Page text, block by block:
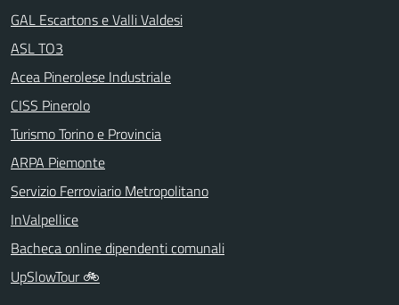
GAL Escartons e Valli Valdesi
ASL TO3
Acea Pinerolese Industriale
CISS Pinerolo
Turismo Torino e Provincia
ARPA Piemonte
Servizio Ferroviario Metropolitano
InValpellice
Bacheca online dipendenti comunali
UpSlowTour 🚲